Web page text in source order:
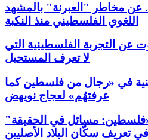
عن مخاطر "العبرنة" بالمشهد
اللغوي الفلسطيني منذ النكبة
عن التجربة الفلسطينية التي
لا تعرف المستحيل
في «رجال من فلسطين كما
عرفتهُم» لعجاج نويهض
"مدى الكرمل" حول «فلسطين: مسائل في الحقيقة
تعريف سكّان البلاد الأصليين